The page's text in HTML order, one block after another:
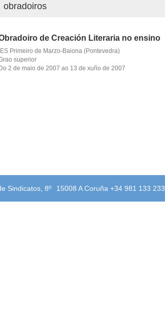
obradoiros
de Creación Literaria no ensino
Primeiro de Marzo-Baiona (Pontevedra)
superior
2 de maio de 2007 ao 13 de xuño de 2007
Sindicatos, 8º 15008 A Coruña +34 981 133 233